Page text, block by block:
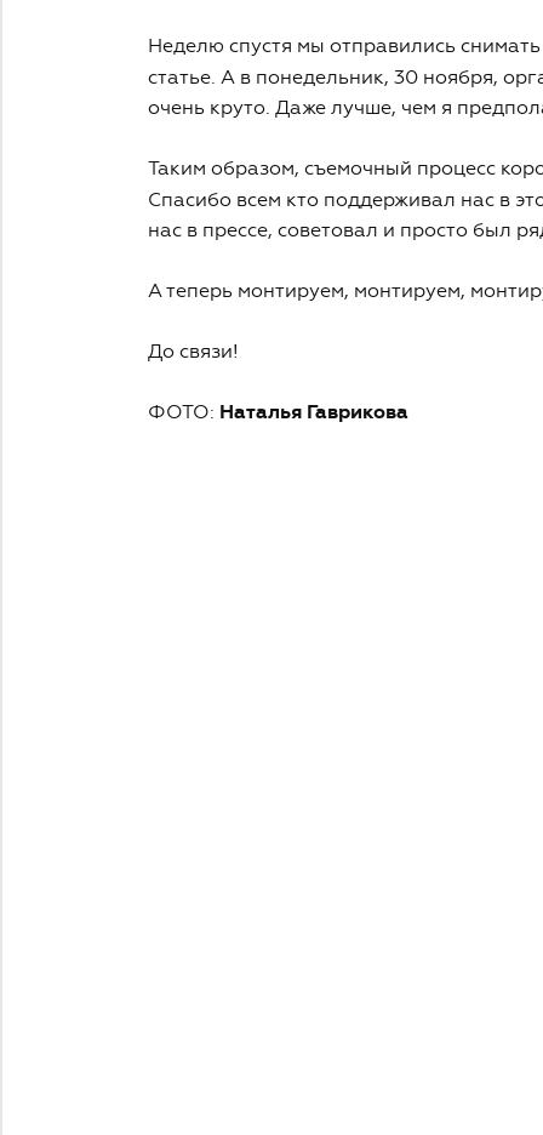
Неделю спустя мы отправились снимать
статье. А в понедельник, 30 ноября,
очень круто. Даже лучше, чем я
Таким образом, съемочный процесс
Спасибо всем кто поддерживал нас в
нас в прессе, советовал и просто был
А теперь монтируем, монтируем,
До связи!
ФОТО: Наталья Гаврикова